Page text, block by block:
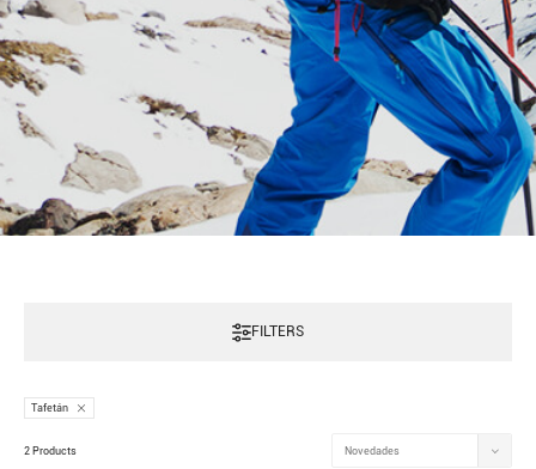
FILTERS
Tafetán
2 Products